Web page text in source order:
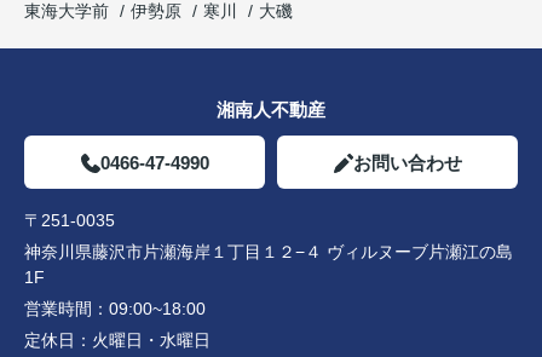
東海大学前
伊勢原 寒川 大磯
湘南人不動産
0466-47-4990 お問い合わせ
〒251-0035
神奈川県藤沢市片瀬海岸１丁目１２−４ ヴィルヌーブ片瀬江の島
1F
営業時間： 09:00~18:00
定休日： 火曜日・水曜日